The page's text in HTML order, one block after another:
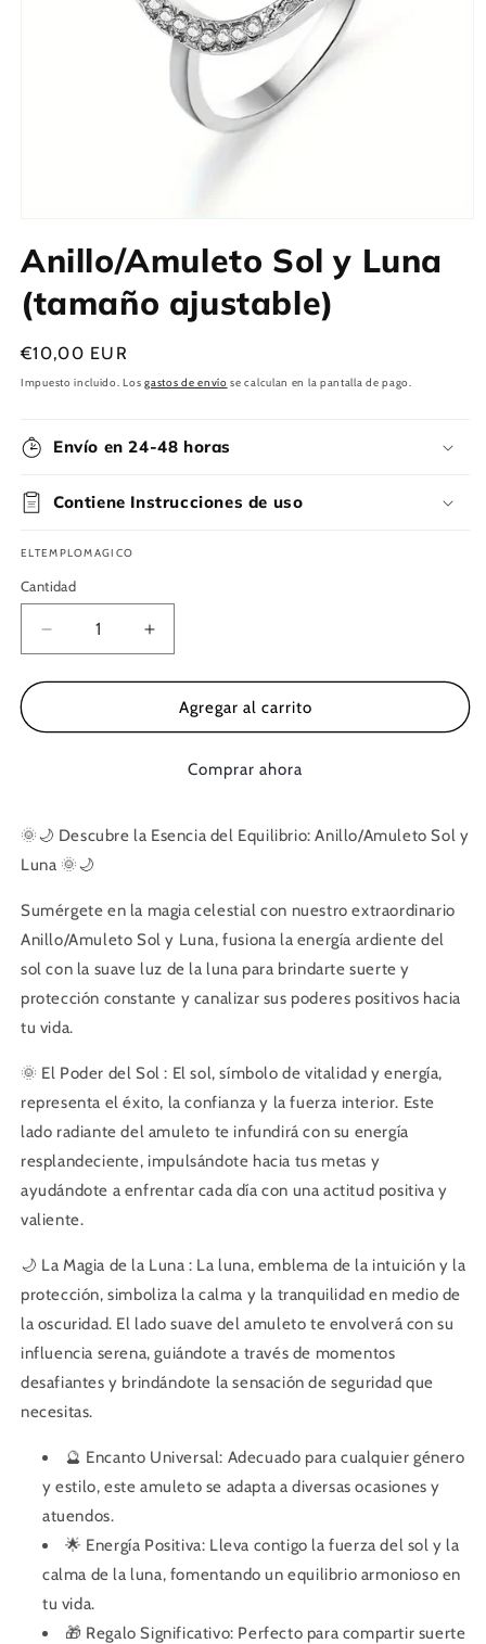
multimedia
1
en
una
ventana
Anillo/Amuleto Sol y Luna
(tamaño ajustable)
Precio
habitual
€10,00 EUR
Impuesto incluido. Losgastos de envío se calculan en la pantalla de pago.
Envío en 24-48 horas
Contiene Instrucciones de uso
ELTEMPLOMAGICO
Cantidad
Reducir
cantidad
para
Sol
Aumentar
cantidad
para
Anillo/Amuleto
Sol
Luna
Agregar al carrito
Comprar ahora
🌞🌙 Descubre la Esencia del Equilibrio: Anillo/Amuleto Sol y
Luna 🌞🌙
Sumérgete en la magia celestial con nuestro extraordinario
Anillo/Amuleto Sol y Luna, fusiona la energía ardiente del
sol con la suave luz de la luna para brindarte suerte y
protección constante y canalizar sus poderes positivos hacia
tu vida.
🌞 El Poder del Sol : El sol, símbolo de vitalidad y energía,
representa el éxito, la confianza y la fuerza interior. Este
lado radiante del amuleto te infundirá con su energía
resplandeciente, impulsándote hacia tus metas y
ayudándote a enfrentar cada día con una actitud positiva y
valiente.
🌙 La Magia de la Luna : La luna, emblema de la intuición y la
protección, simboliza la calma y la tranquilidad en medio de
la oscuridad. El lado suave del amuleto te envolverá con su
influencia serena, guiándote a través de momentos
desafiantes y brindándote la sensación de seguridad que
necesitas.
🔮 Encanto Universal: Adecuado para cualquier género
y estilo, este amuleto se adapta a diversas ocasiones y
atuendos.
🌟 Energía Positiva: Lleva contigo la fuerza del sol y la
calma de la luna, fomentando un equilibrio armonioso en
tu vida.
🎁 Regalo Significativo: Perfecto para compartir suerte